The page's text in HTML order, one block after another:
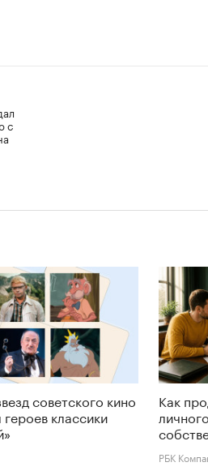
с
советского кино
героев классики
Как
РБК